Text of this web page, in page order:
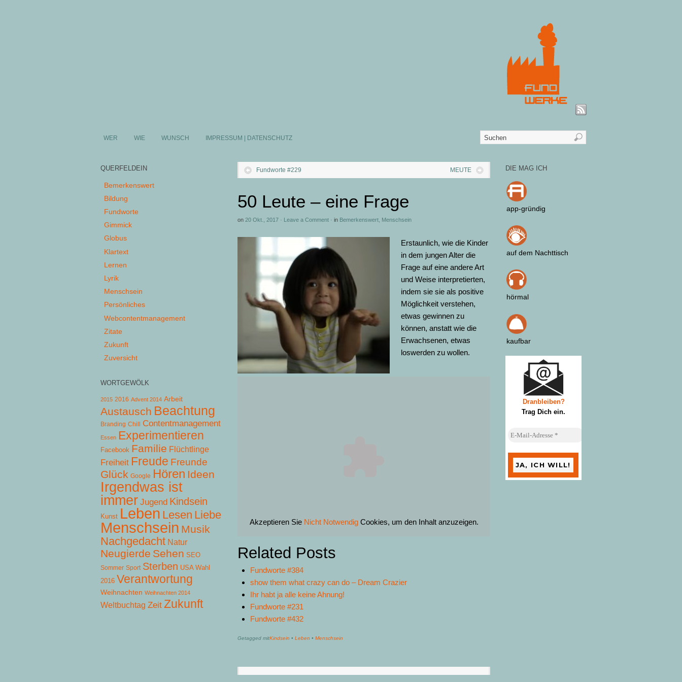
WER WIE WUNSCH IMPRESSUM | DATENSCHUTZ
Fundworte #229 MEUTE
50 Leute – eine Frage
on 20 Okt., 2017 · Leave a Comment · in Bemerkenswert Menschsein
Erstaunlich, wie die Kinder
in dem jungen Alter die
Frage auf eine andere Art
und Weise interpretierten,
indem sie sie als positive
Möglichkeit verstehen,
etwas gewinnen zu
können, anstatt wie die
Erwachsenen, etwas
loswerden zu wollen.
Akzeptieren Sie Nicht NotwendigCookies, um den Inhalt anzuzeigen.
Related Posts
Fundworte #384
show them what crazy can do – Dream Crazier
Ihr habt ja alle keine Ahnung!
Fundworte #231
Fundworte #432
Getagged mitKindsein • Leben • Menschsein
QUERFELDEIN
Bemerkenswert
Bildung
Fundworte
Gimmick
Globus
Klartext
Lernen
Lyrik
Menschsein
Persönliches
Webcontentmanagement
Zitate
Zukunft
Zuversicht
WORTGEWÖLK
2015 2016 Advent 2014 Arbeit
Austausch Beachtung
Branding Chill Contentmanagement
Essen Experimentieren
Facebook Familie Flüchtlinge
Freiheit Freude Freunde
Glück Google Hören Ideen
Irgendwas ist
immer Jugend Kindsein
Kunst Leben Lesen Liebe
Menschsein Musik
Nachgedacht Natur
Neugierde Sehen SEO
Sommer Sport Sterben USA Wahl
2016 Verantwortung
Weihnachten Weihnachten 2014
Weltbuchtag Zeit Zukunft
DIE MAG ICH
app-gründig
auf dem Nachttisch
hörmal
kaufbar
Dranbleiben?
Trag Dich ein.